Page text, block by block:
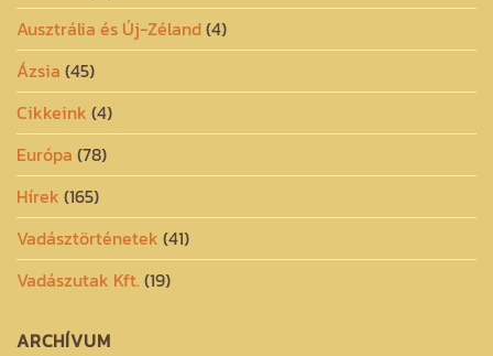
Ausztrália és Új-Zéland(4)
Ázsia (45)
Cikkeink (4)
Európa (78)
Hírek (165)
Vadásztörténetek (41)
Vadászutak Kft. (19)
ARCHÍVUM